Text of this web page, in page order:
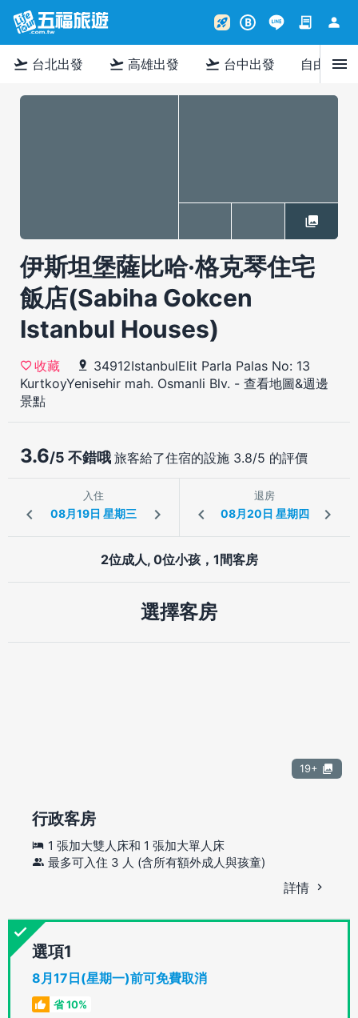
rocket_launch B contract person
flight_takeoff 台北出發 flight_takeoff 高雄出發 flight_takeoff 台中出發 自由行menu
伊斯坦堡薩比哈·格克琴住宅
飯店(Sabiha Gokcen
Istanbul Houses)
收藏
34912IstanbulElit Parla Palas No: 13
KurtkoyYenisehir mah. Osmanli Blv. - 查看地圖&週邊
景點
3.6/5 不錯哦 旅客給了住宿的設施 3.8/5 的評價
入住 退房
2位成人, 0位小孩，1間客房
選擇客房
19+
行政客房
1 張加大雙人床和 1 張加大單人床
最多可入住 3 人 (含所有額外成人與孩童)
詳情
選項
8月17日(星期一)前可免費取消
省 10%